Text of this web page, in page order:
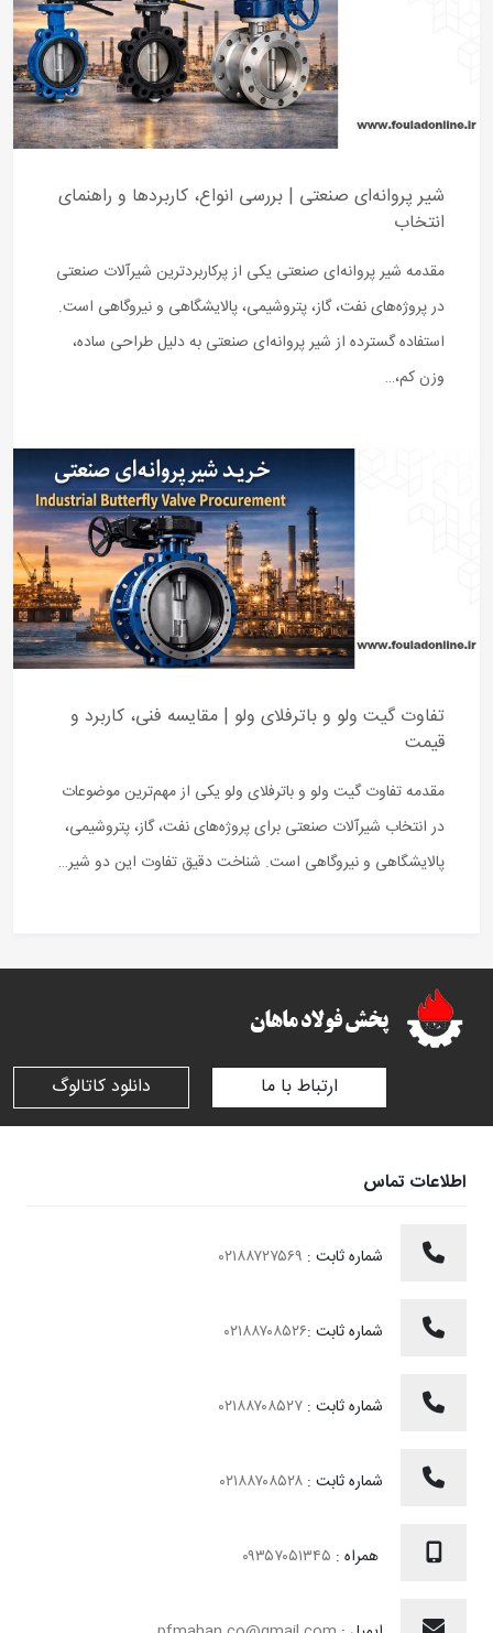
شیر پروانه‌ای صنعتی | بررسی انواع، کاربردها و راهنمای
انتخاب
مقدمه شیر پروانه‌ای صنعتی یکی از پرکاربردترین شیرآلات صنعتی
در پروژه‌های نفت، گاز، پتروشیمی، پالایشگاهی و نیروگاهی است.
استفاده گسترده از شیر پروانه‌ای صنعتی به دلیل طراحی ساده،
وزن کم،…
تفاوت گیت ولو و باترفلای ولو | مقایسه فنی، کاربرد و
قیمت
مقدمه تفاوت گیت ولو و باترفلای ولو یکی از مهم‌ترین موضوعات
در انتخاب شیرآلات صنعتی برای پروژه‌های نفت، گاز، پتروشیمی،
پالایشگاهی و نیروگاهی است. شناخت دقیق تفاوت این دو شیر…
ارتباط با ما دانلود کاتالوگ
اطلاعات تماس
شماره ثابت :
شماره ثابت :۰۲۱۸۸۷۰۸۵۲۶
شماره ثابت :
شماره ثابت :
همراه :